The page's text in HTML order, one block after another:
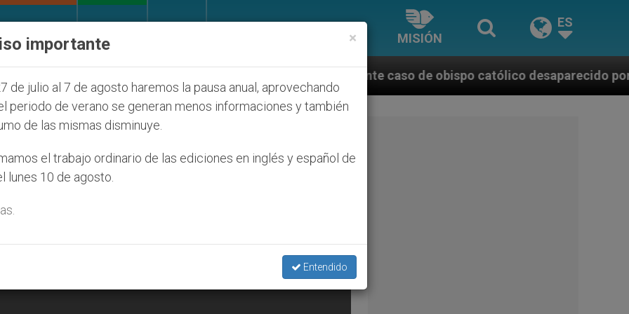
MISIÓN
ES
Seúl 2027 ONU se pronuncia ante caso de obispo católico desaparecido por la dictadura
la paz
×
importante
de julio al 7 de agosto haremos la pausa anual, aprovechando
periodo de verano se generan menos informaciones y también
de las mismas disminuye.
el trabajo ordinario de las ediciones en inglés y español de
lunes 10 de agosto.
Entendido